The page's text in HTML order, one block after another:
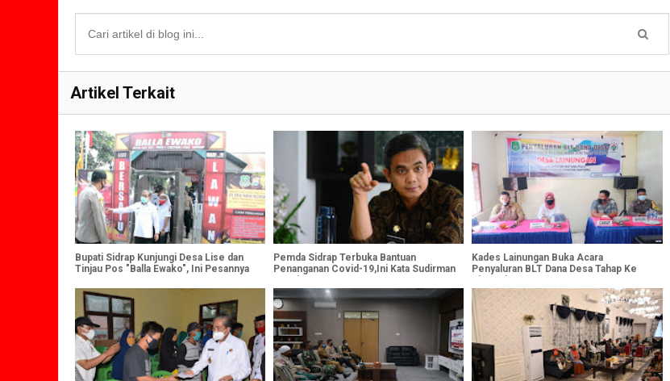
Artikel Terkait
Bupati Sidrap Kunjungi Desa Lise dan
Tinjau Pos "Balla Ewako", Ini Pesannya
Pemda Sidrap Terbuka Bantuan
Penanganan Covid-19,Ini Kata Sudirman
Bungi
Kades Lainungan Buka Acara
Penyaluran BLT Dana Desa Tahap Ke
Tiga, Ini Pesannya